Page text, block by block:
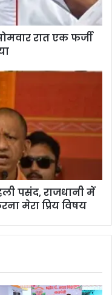
रात एक फर्जी
पसंद, राजधानी में
मेरा प्रिय विषय